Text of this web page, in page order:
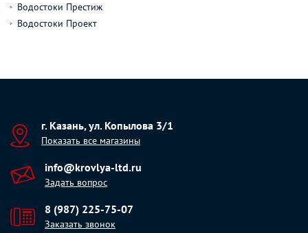
Водостоки Престиж
Водостоки Проект
г. Казань, ул. Копылова 3/1
Показать все магазины
info@krovlya-ltd.ru
Задать вопрос
8 (987) 225-75-07
Заказать звонок